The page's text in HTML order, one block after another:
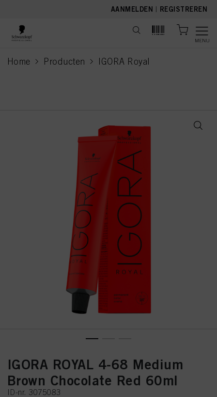
AANMELDEN | REGISTREREN
MENU
Home Producten IGORA Royal
current page
IGORA ROYAL 4-68 Medium
Brown Chocolate Red 60ml
ID-nr. 3075083